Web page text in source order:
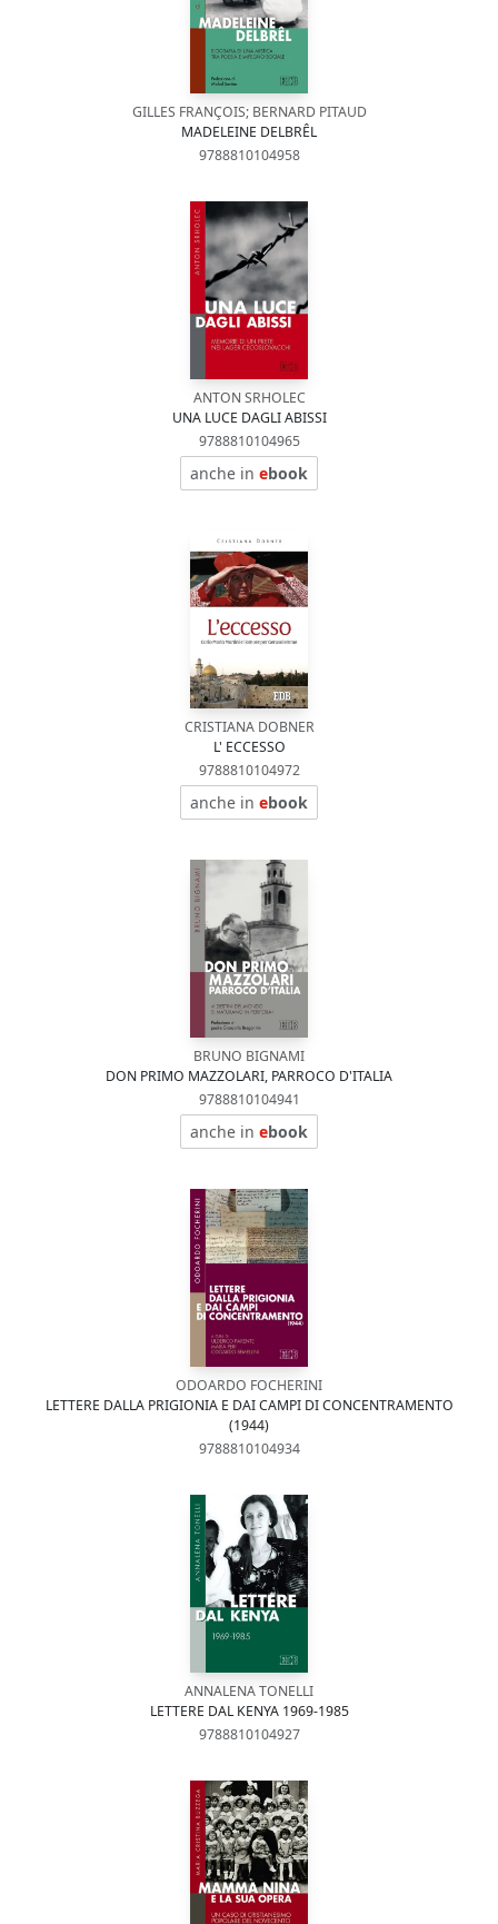
GILLES FRANÇOIS; BERNARD PITAUD
MADELEINE DELBRÊL
9788810104958
ANTON SRHOLEC
UNA LUCE DAGLI ABISSI
9788810104965
anche in ebook
CRISTIANA DOBNER
L' ECCESSO
9788810104972
anche in ebook
BRUNO BIGNAMI
DON PRIMO MAZZOLARI, PARROCO D'ITALIA
9788810104941
anche in ebook
ODOARDO FOCHERINI
LETTERE DALLA PRIGIONIA E DAI CAMPI DI CONCENTRAMENTO
(1944)
9788810104934
ANNALENA TONELLI
LETTERE DAL KENYA 1969-1985
9788810104927